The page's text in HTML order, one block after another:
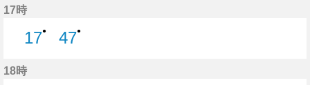
17時
17●
47●
18時